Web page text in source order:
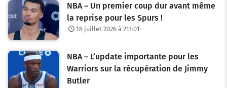
e
s
r
NBA – Un premier coup dur avant même
la reprise pour les Spurs !
18 juillet 2026 à 21h01
NBA – L’update importante pour les
Warriors sur la récupération de Jimmy
Butler